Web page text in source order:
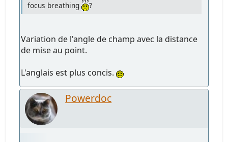
focus breathing ?
Variation de l'angle de champ avec la distance
de mise au point.
L'anglais est plus concis.
Powerdoc